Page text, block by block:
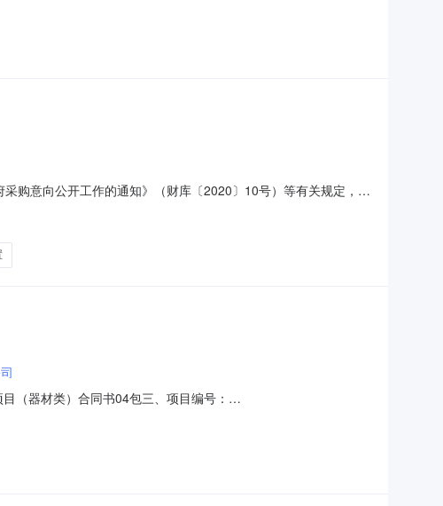
名称：15米金属拉梯规格型号（或服务要求）：
购意向公开工作的通知》（财库〔2020〕10号）等有关规定，现
把，40mm水带（20米）500盘，40mm多功能水枪40把，.40m
（器材类）合同书04包三、项目编号：
公司地址：江西省九江市濂溪区德化路466号阳光3655栋1101号